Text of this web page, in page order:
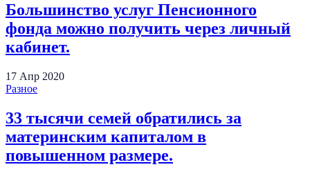
Большинство услуг Пенсионного
фонда можно получить через личный
кабинет.
17 Апр 2020
Разное
33 тысячи семей обратились за
материнским капиталом в
повышенном размере.